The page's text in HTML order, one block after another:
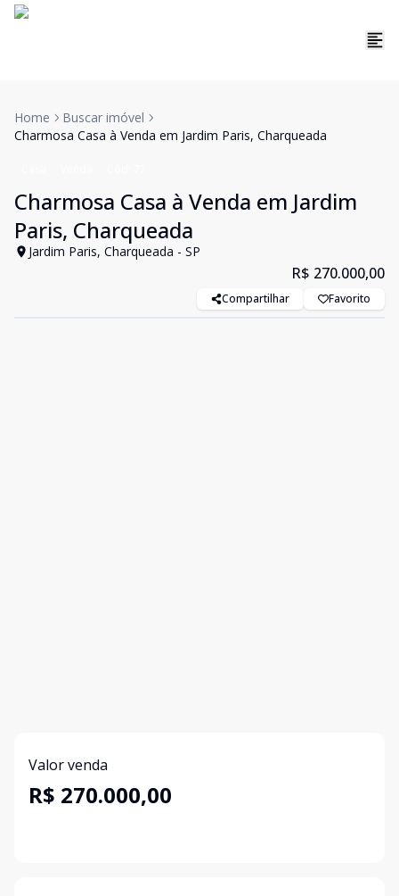
Home
Buscar imóvel
Charmosa Casa à Venda em Jardim Paris, Charqueada
Charmosa Casa à Venda em Jardim
Paris, Charqueada
Jardim Paris, Charqueada - SP
R$ 270.000,00
Compartilhar Favorito
Valor venda
R$ 270.000,00